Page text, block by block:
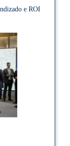
e ROI